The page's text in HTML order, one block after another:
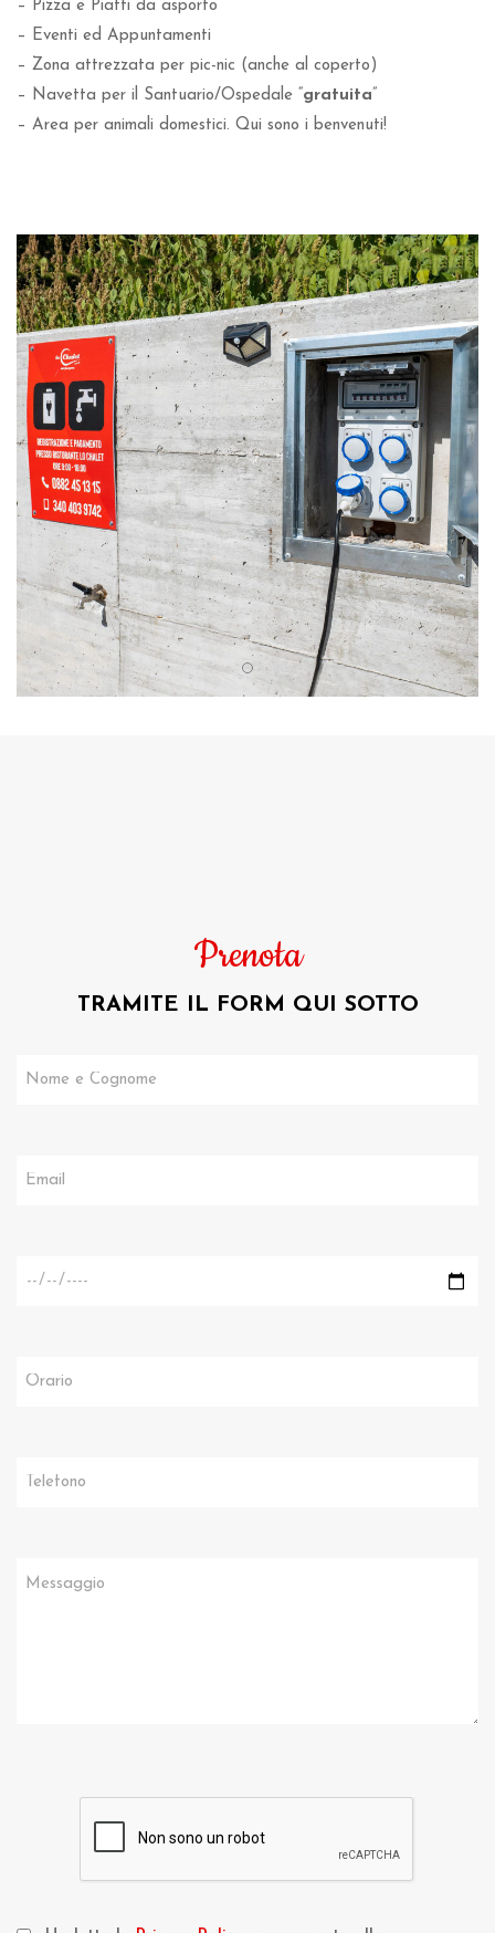
– Pizza e Piatti da asporto
– Eventi ed Appuntamenti
– Zona attrezzata per pic-nic (anche al coperto)
– Navetta per il Santuario/Ospedale “ gratuita
– Area per animali domestici. Qui sono i benvenuti!
Prenota
TRAMITE IL FORM QUI SOTTO